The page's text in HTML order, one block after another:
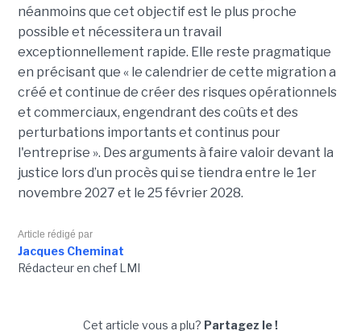
néanmoins que cet objectif est le plus proche
possible et nécessitera un travail
exceptionnellement rapide. Elle reste pragmatique
en précisant que « le calendrier de cette migration a
créé et continue de créer des risques opérationnels
et commerciaux, engendrant des coûts et des
perturbations importants et continus pour
l'entreprise ». Des arguments à faire valoir devant la
justice lors d’un procès qui se tiendra entre le 1er
novembre 2027 et le 25 février 2028.
Article rédigé par
Jacques Cheminat
Rédacteur en chef LMI
Cet article vous a plu? Partagez le !